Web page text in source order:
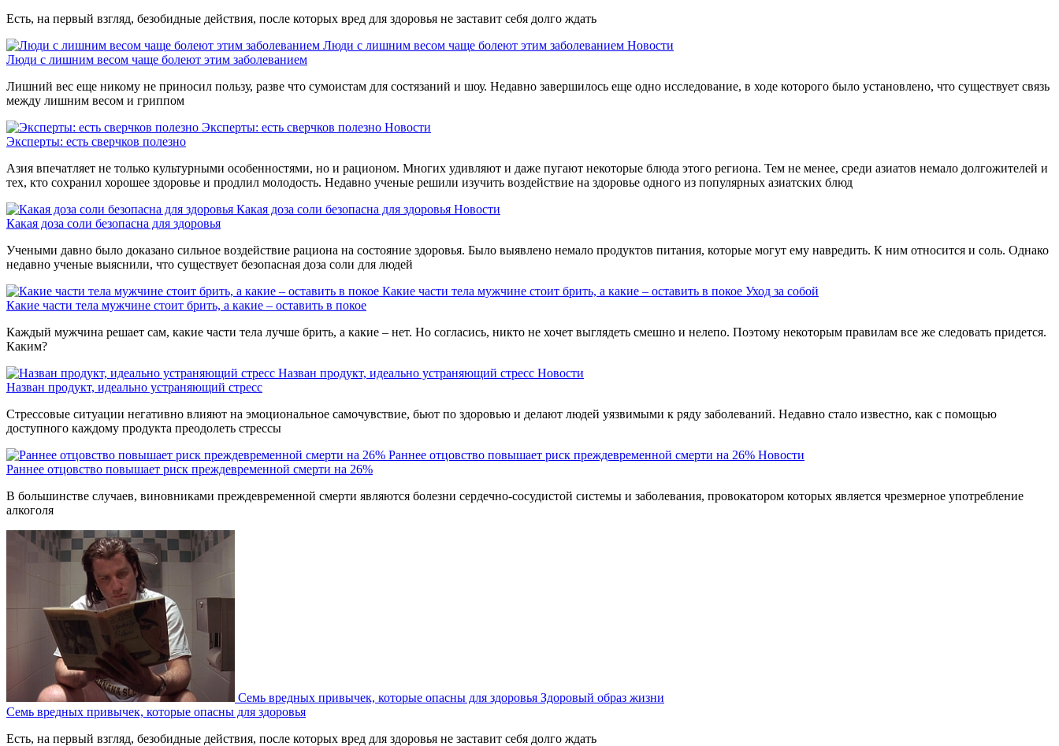
Есть, на первый взгляд, безобидные действия, после которых вред для здоровья не заставит себя долго ждать
Люди с лишним весом чаще болеют этим заболеванием Новости
Люди с лишним весом чаще болеют этим заболеванием
Лишний вес еще никому не приносил пользу, разве что сумоистам для состязаний и шоу. Недавно завершилось еще одно исследование, в ходе которого было установлено, что существует связь
между лишним весом и гриппом
Эксперты: есть сверчков полезно Новости
Эксперты: есть сверчков полезно
Азия впечатляет не только культурными особенностями, но и рационом. Многих удивляют и даже пугают некоторые блюда этого региона. Тем не менее, среди азиатов немало долгожителей и
тех, кто сохранил хорошее здоровье и продлил молодость. Недавно ученые решили изучить воздействие на здоровье одного из популярных азиатских блюд
Какая доза соли безопасна для здоровья Новости
Какая доза соли безопасна для здоровья
Учеными давно было доказано сильное воздействие рациона на состояние здоровья. Было выявлено немало продуктов питания, которые могут ему навредить. К ним относится и соль. Однако
недавно ученые выяснили, что существует безопасная доза соли для людей
Какие части тела мужчине стоит брить, а какие – оставить в покое Уход за собой
Какие части тела мужчине стоит брить, а какие – оставить в покое
Каждый мужчина решает сам, какие части тела лучше брить, а какие – нет. Но согласись, никто не хочет выглядеть смешно и нелепо. Поэтому некоторым правилам все же следовать придется.
Каким?
Назван продукт, идеально устраняющий стресс Новости
Назван продукт, идеально устраняющий стресс
Стрессовые ситуации негативно влияют на эмоциональное самочувствие, бьют по здоровью и делают людей уязвимыми к ряду заболеваний. Недавно стало известно, как с помощью
доступного каждому продукта преодолеть стрессы
Раннее отцовство повышает риск преждевременной смерти на 26% Новости
Раннее отцовство повышает риск преждевременной смерти на 26%
В большинстве случаев, виновниками преждевременной смерти являются болезни сердечно-сосудистой системы и заболевания, провокатором которых является чрезмерное употребление
алкоголя
Семь вредных привычек, которые опасны для здоровья Здоровый образ жизни
Семь вредных привычек, которые опасны для здоровья
Есть, на первый взгляд, безобидные действия, после которых вред для здоровья не заставит себя долго ждать